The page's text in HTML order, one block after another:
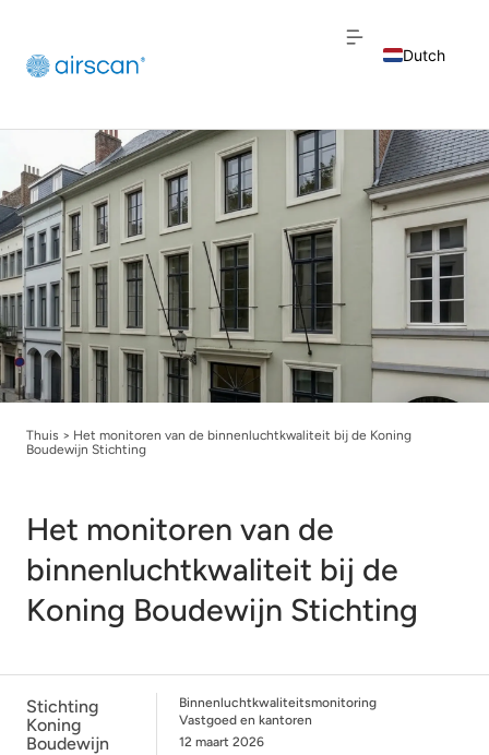
Dutch
French
Thuis > Het monitoren van de binnenluchtkwaliteit bij de Koning
Boudewijn Stichting
Het monitoren van de
binnenluchtkwaliteit bij de
Koning Boudewijn Stichting
Stichting
Koning
Boudewijn
Binnenluchtkwaliteitsmonitoring
Vastgoed en kantoren
12 maart 2026